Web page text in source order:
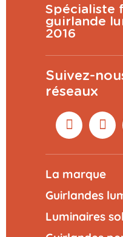
Spécialiste
guirlande
2016
Suivez-
réseaux
La marque
Guirlandes
Luminaires